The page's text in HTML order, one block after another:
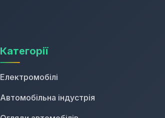
Категорії
Електромобілі
Автомобільна індустрія